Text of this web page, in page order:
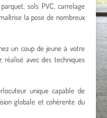
sols PVC, carrelage
la pose de nombreux
un coup de jeune à votre
réalisé avec des techniques
unique capable de
globale et cohérente du